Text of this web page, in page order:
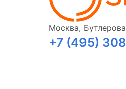
Москва,
+7 (495)